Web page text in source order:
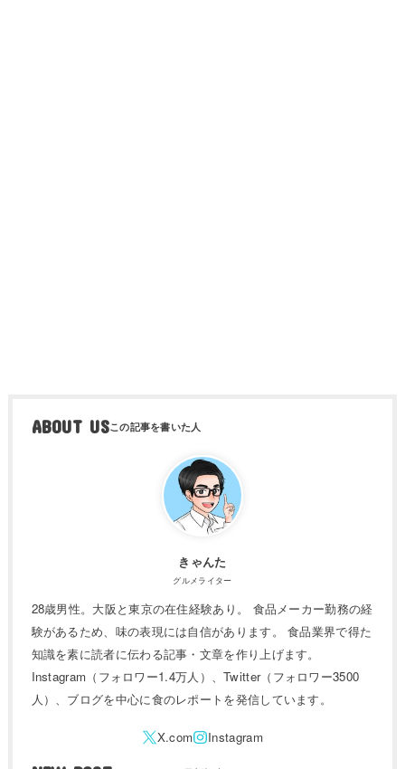
ABOUT US
きゃんた
グルメライター
28歳男性。大阪と東京の在住経験あり。 食品メーカー勤務の経
験があるため、味の表現には自信があります。 食品業界で得た
知識を素に読者に伝わる記事・文章を作り上げます。
Instagram（フォロワー1.4万人）、Twitter（フォロワー3500
人）、ブログを中心に食のレポートを発信しています。